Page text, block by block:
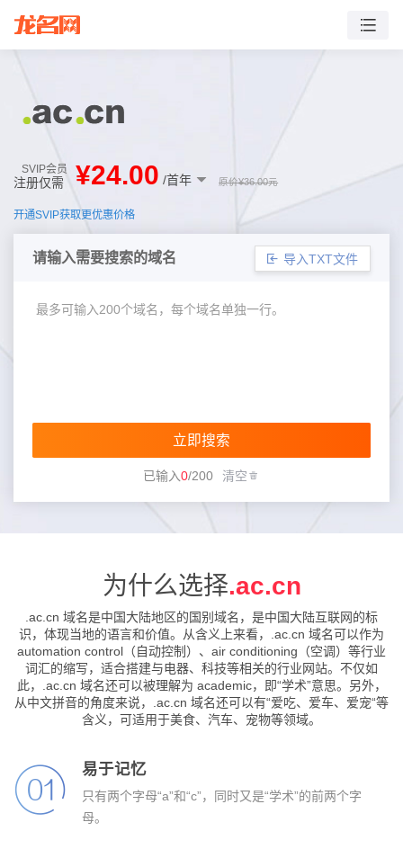
注册仅需 ¥24.00
SVIP会员
/首年 原价¥36.00元
开通SVIP获取更优惠价格
请输入需要搜索的域名 导入TXT文件
立即搜索
已输入0/200 清空
为什么选择.ac.cn
.ac.cn 域名是中国大陆地区的国别域名，是中国大陆互联网的标
识，体现当地的语言和价值。从含义上来看，.ac.cn 域名可以作为
automation control（自动控制）、air conditioning（空调）等行业
词汇的缩写，适合搭建与电器、科技等相关的行业网站。不仅如
此，.ac.cn 域名还可以被理解为 academic，即“学术”意思。另外，
从中文拼音的角度来说，.ac.cn 域名还可以有“爱吃、爱车、爱宠“等
含义，可适用于美食、汽车、宠物等领域。
易于记忆
只有两个字母“a”和“c”，同时又是“学术”的前两个字
母。